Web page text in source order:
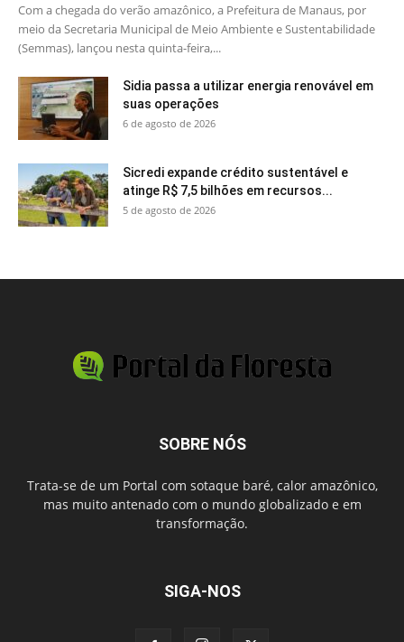
Com a chegada do verão amazônico, a Prefeitura de Manaus, por
meio da Secretaria Municipal de Meio Ambiente e Sustentabilidade
(Semmas), lançou nesta quinta-feira,...
Sidia passa a utilizar energia renovável em
suas operações
6 de agosto de 2026
Sicredi expande crédito sustentável e
atinge R$ 7,5 bilhões em recursos...
5 de agosto de 2026
SOBRE NÓS
Trata-se de um Portal com sotaque baré, calor amazônico,
mas muito antenado com o mundo globalizado e em
transformação.
SIGA-NOS